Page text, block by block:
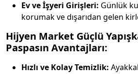
Ev ve İşyeri Girişleri: Günlük
korumak ve dışarıdan gelen
Hijyen Market Güçlü
Paspasın Avantajları:
Hızlı ve Kolay Temizlik: